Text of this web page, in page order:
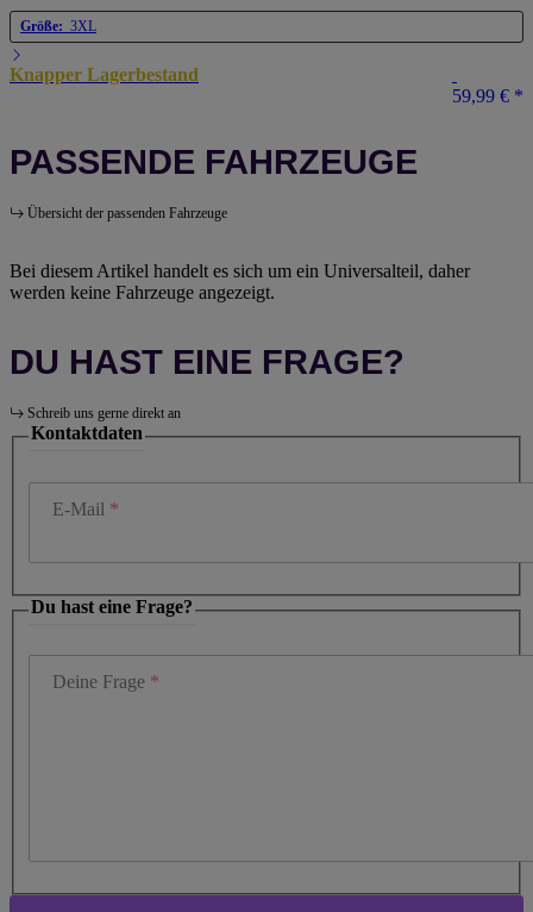
Größe: 3XL
Knapper Lagerbestand
59,99 € *
PASSENDE FAHRZEUGE
Übersicht der passenden Fahrzeuge
Bei diesem Artikel handelt es sich um ein Universalteil, daher
werden keine Fahrzeuge angezeigt.
DU HAST EINE FRAGE?
Schreib uns gerne direkt an
Kontaktdaten
E-Mail
Du hast eine Frage?
Deine Frage